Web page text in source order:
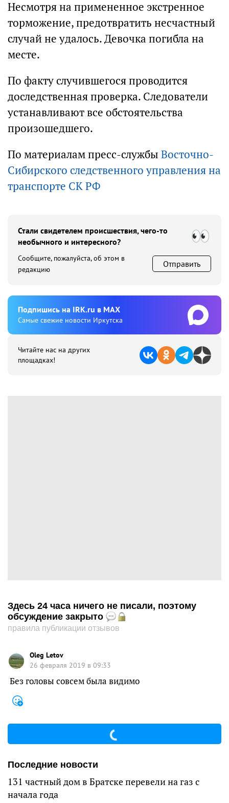
Несмотря на примененное экстренное
торможение, предотвратить несчастный
случай не удалось. Девочка погибла на
месте.
По факту случившегося проводится
доследственная проверка. Следователи
устанавливают все обстоятельства
произошедшего.
По материалам пресс-службы Восточно-
Сибирского следственного управления на
транспорте СК РФ
Стали свидетелем происшествия, чего-то
необычного и интересного?
Сообщите, пожалуйста, об этом в
редакцию
Отправить
Подпишиcь на IRK.ru в MAX
Cамые свежие новости Иркутска
Читайте нас на других
площадках!
Здесь 24 часа ничего не писали, поэтому
обсуждение закрыто
правила публикации отзывов
Oleg Letov
26 февраля 2019 в 09:33
Без головы совсем была видимо
Последние новости
131 частный дом в Братске перевели на газ с
начала года